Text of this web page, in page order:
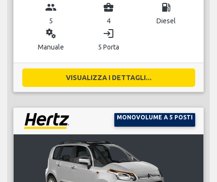
group
5
business_center
4
local_gas_station
Diesel
miscellaneous_services
Manuale
login
5 Porta
VISUALIZZA I DETTAGLI...
MONOVOLUME A 5 POSTI